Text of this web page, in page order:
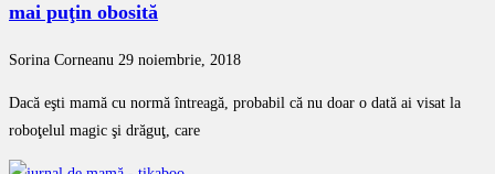
mai puţin obosită
Sorina Corneanu 29 noiembrie, 2018
Dacă eşti mamă cu normă întreagă, probabil că nu doar o dată ai visat la
roboţelul magic şi drăguţ, care